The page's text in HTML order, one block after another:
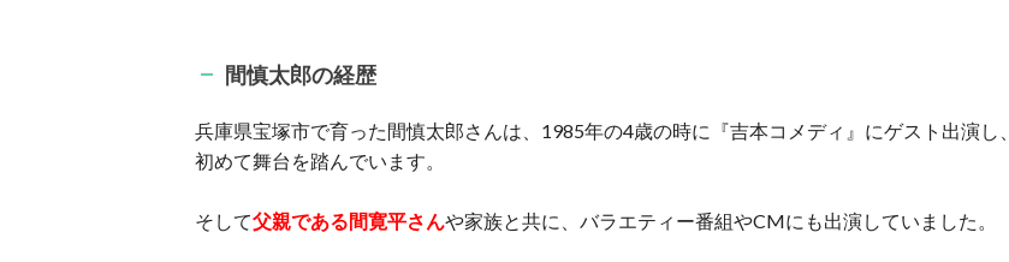
間慎太郎の経歴
兵庫県宝塚市で育った間慎太郎さんは、1985年の4歳の時に『吉本コメディ』にゲスト出演し、
初めて舞台を踏んでいます。
そして父親である間寛平さんや家族と共に、バラエティー番組やCMにも出演していました。